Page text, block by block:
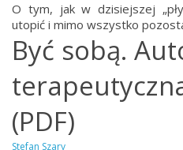
O tym, jak w dzisiejszej
utopić i mimo wszystko
Być sobą.
(PDF)
Stefan Szary